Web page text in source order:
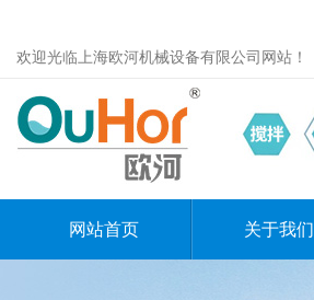
欢迎光临上海欧河机械设备有限公司网站！
网站首页 关于我们